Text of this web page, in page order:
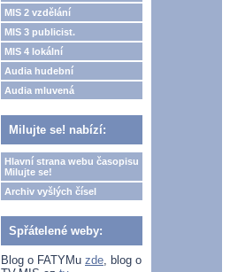
MIS 2 vzdělání
MIS 3 publicist.
MIS 4 lokální
Audia hudební
Audia mluvená
Milujte se! nabízí:
Hlavní strana webu časopisu
Milujte se!
Archiv vyšlých čísel
Spřátelené weby:
Blog o FATYMu zde, blog o